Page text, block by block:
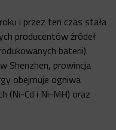
i przez ten czas stała
producentów źródeł
baterii).
Shenzhen, prowincja
obejmuje ogniwa
(Ni-Cd i Ni-MH) oraz